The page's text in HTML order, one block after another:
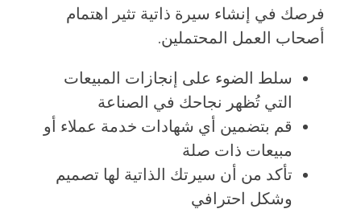
فرصك في إنشاء سيرة ذاتية تثير اهتمام
أصحاب العمل المحتملين.
سلط الضوء على إنجازات المبيعات
التي تُظهر نجاحك في الصناعة
قم بتضمين أي شهادات خدمة عملاء أو
مبيعات ذات صلة
تأكد من أن سيرتك الذاتية لها تصميم
وشكل احترافي